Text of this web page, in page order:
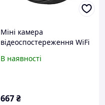
Міні камера
відеоспостереження WiFi
для безпеки будинку
В наявності
667₴